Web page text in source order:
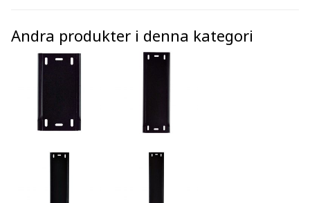
Andra produkter i denna kategori